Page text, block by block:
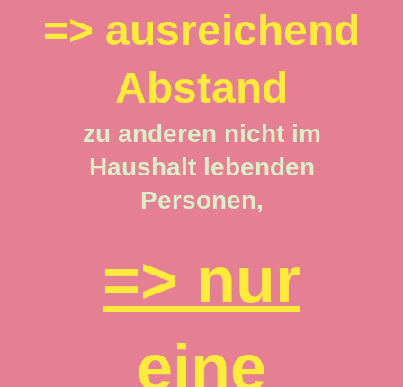
=> ausreichend
Abstand
zu anderen nicht im
Haushalt lebenden
Personen,
=> nur
eine